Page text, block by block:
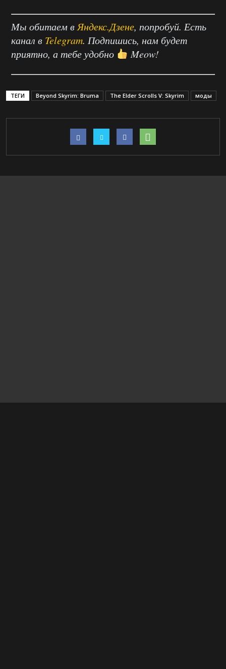
Мы обитаем в Яндекс.Дзене, попробуй. Есть
канал в Telegram. Подпишись, нам будет
приятно, а тебе удобно
Meow!
ТЕГИ Beyond Skyrim: Bruma The Elder Scrolls V: Skyrim моды